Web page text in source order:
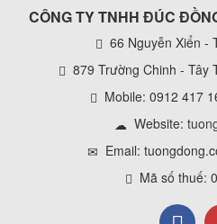
CÔNG TY TNHH ĐÚC
66 Nguyễn Xiển -
879 Trường Chinh - Tây
Mobile: 0912 417
Website:
Email:
Mã số thuế: